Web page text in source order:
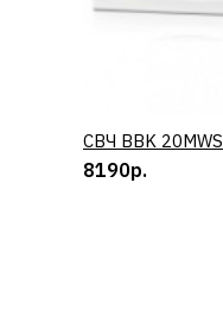
СВЧ BBK
8190р.